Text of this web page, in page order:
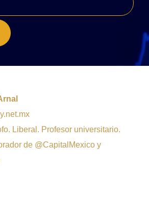
Liberal. Profesor universitario.
de @CapitalMexico y